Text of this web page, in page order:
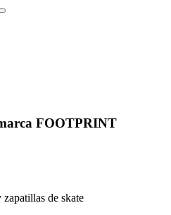
FOOTPRINT
de skate